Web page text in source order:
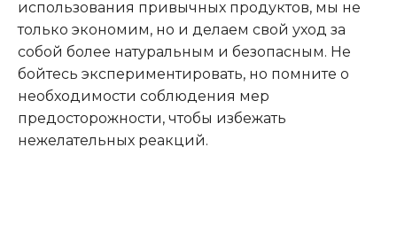
использования привычных продуктов, мы не
только экономим, но и делаем свой уход за
собой более натуральным и безопасным. Не
бойтесь экспериментировать, но помните о
необходимости соблюдения мер
предосторожности, чтобы избежать
нежелательных реакций.